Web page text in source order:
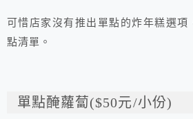
可惜店家沒有推出單點的炸年糕選項
點清單。
單點醃蘿蔔($50元/小份)